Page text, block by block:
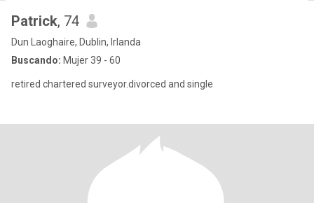
Patrick, 74
Dun Laoghaire, Dublin, Irlanda
Buscando: Mujer 39 - 60
retired chartered surveyor.divorced and single